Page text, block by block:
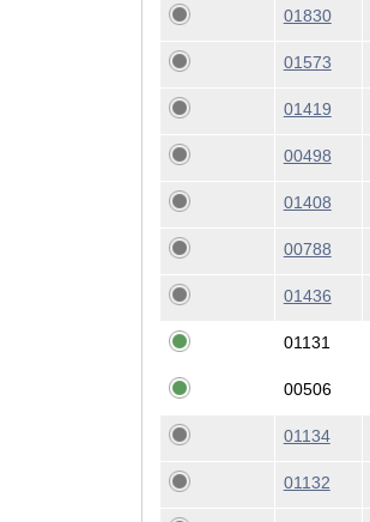
01830
01573
01419
00498
01408
00788
01436
01131
00506
01134
01132